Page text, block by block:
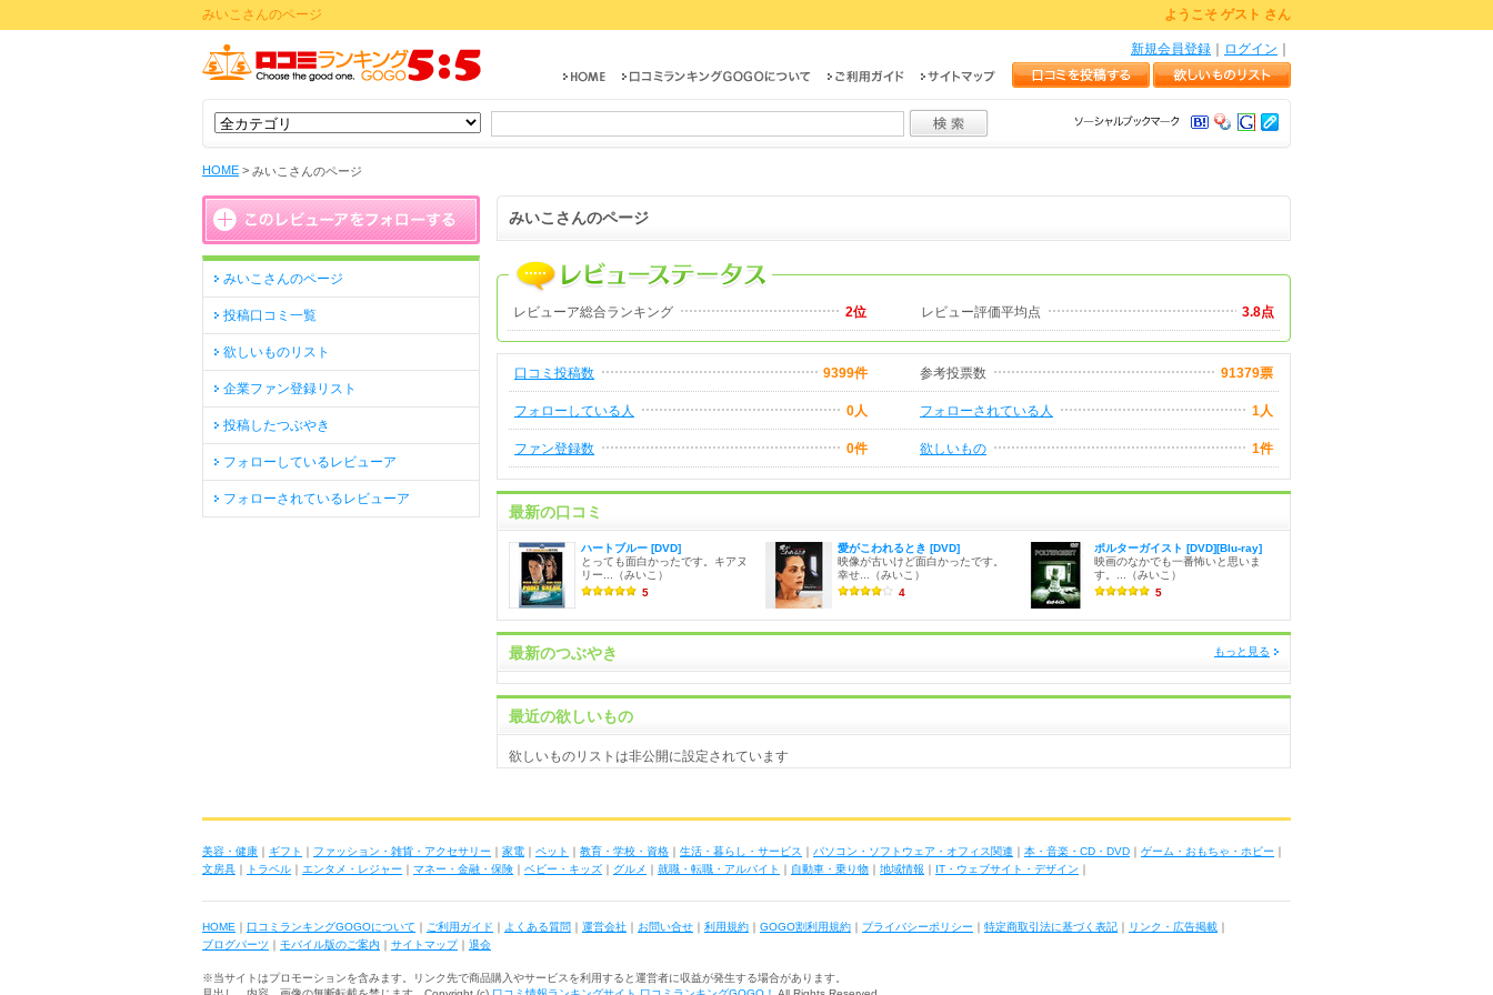
みいこさんのページ ようこそ ゲスト さん
ログイン
新規会員登録
HOME > みいこさんのページ
みいこさんのページ
レビューア総合ランキング 2位 レビュー評価平均点 3.8点
口コミ投稿数 9399件 参考投票数 91379票
フォローしている人 0人 フォローされている人 1人
ファン登録数 0件 欲しいもの 1件
最新の口コミ
ハートブルー [DVD]
とっても面白かったです。キアヌ
リー...（みいこ）
5
愛がこわれるとき [DVD]
映像が古いけど面白かったです。
幸せ...（みいこ）
4
ポルターガイスト [DVD][Blu-ray]
映画のなかでも一番怖いと思いま
す。...（みいこ）
5
最新のつぶやき もっと見る
最近の欲しいもの
欲しいものリストは非公開に設定されています
みいこさんのページ
投稿口コミ一覧
欲しいものリスト
企業ファン登録リスト
投稿したつぶやき
フォローしているレビューア
フォローされているレビューア
美容・健康 ｜ ギフト ｜ ファッション・雑貨・アクセサリー ｜ 家電 ｜ ペット ｜ 教育・学校・資格 ｜ 生活・暮らし・サービス ｜ パソコン・ソフトウェア・オフィス関連 ｜ 本・音楽・CD・DVD ｜ ゲーム・おもちゃ・ホビー ｜
文房具 ｜ トラベル ｜ エンタメ・レジャー ｜ マネー・金融・保険 ｜ ベビー・キッズ ｜ グルメ ｜ 就職・転職・アルバイト ｜ 自動車・乗り物 ｜ 地域情報 ｜ IT・ウェブサイト・デザイン ｜
HOME ｜ 口コミランキングGOGOについて ｜ ご利用ガイド ｜ よくある質問 ｜ 運営会社 ｜ お問い合せ ｜ 利用規約 ｜ GOGO割利用規約 ｜ プライバシーポリシー ｜ 特定商取引法に基づく表記 ｜ リンク・広告掲載 ｜
ブログパーツ ｜ モバイル版のご案内 ｜ サイトマップ｜ 退会
※当サイトはプロモーションを含みます。リンク先で商品購入やサービスを利用すると運営者に収益が発生する場合があります。